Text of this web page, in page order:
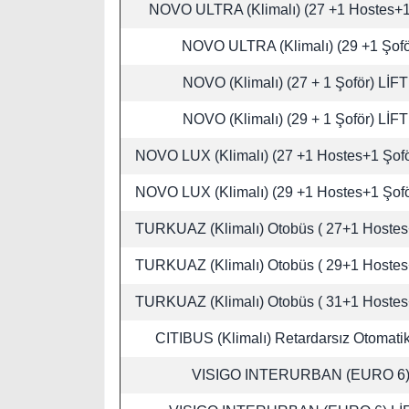
NOVO ULTRA (Klimalı) (27 +1
NOVO ULTRA (Klimalı) (29 +1
NOVO (Klimalı) (27 + 1 Şoför)
NOVO (Klimalı) (29 + 1 Şoför)
NOVO LUX (Klimalı) (27 +1 Hostes+1
NOVO LUX (Klimalı) (29 +1 Hostes+1
TURKUAZ (Klimalı) Otobüs ( 27+1
TURKUAZ (Klimalı) Otobüs ( 29+1
TURKUAZ (Klimalı) Otobüs ( 31+1
CITIBUS (Klimalı) Retardarsız
VISIGO INTERURBAN (EURO 6)